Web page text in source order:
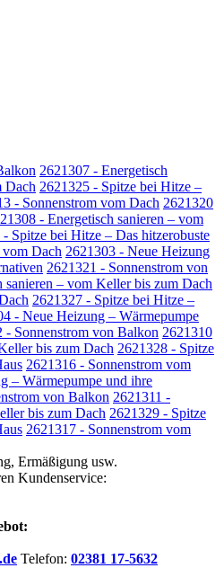
2621307 - Energetisch
Dach 2621325 - Spitze bei Hitze –
- Sonnenstrom vom Dach 2621320
- Energetisch sanieren – vom
Spitze bei Hitze – Das hitzerobuste
vom Dach 2621303 - Neue Heizung
2621321 - Sonnenstrom von
sanieren – vom Keller bis zum Dach
2621327 - Spitze bei Hitze –
- Neue Heizung – Wärmepumpe
- Sonnenstrom von Balkon 2621310
bis zum Dach 2621328 - Spitze
2621316 - Sonnenstrom vom
– Wärmepumpe und ihre
von Balkon 2621311 -
bis zum Dach 2621329 - Spitze
2621317 - Sonnenstrom vom
Ermäßigung usw.
Kundenservice:
Telefon: 02381 17-5632